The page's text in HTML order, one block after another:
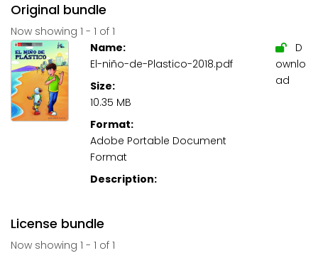
Original bundle
Now showing 1 - 1 of 1
Name:
El-niño-de-Plastico-2018.pdf
Size:
10.35 MB
Format:
Adobe Portable Document
Format
Description:
D
ownlo
ad
License bundle
Now showing 1 - 1 of 1